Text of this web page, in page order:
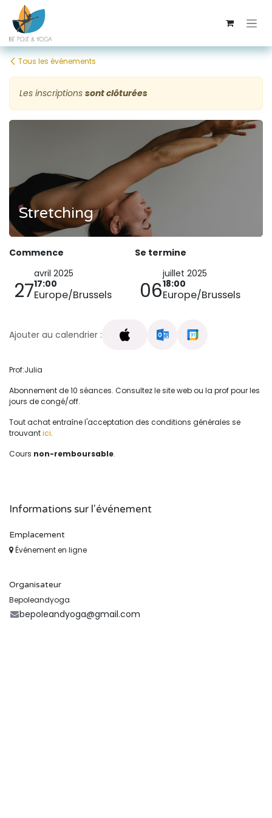
Se rendre au contenu
Tous les événements
Les inscriptions sont clôturées
Stretching
Commence
27
avril 2025
17:00
Europe/Brussels
Se termine
06
juillet 2025
18:00
Europe/Brussels
Ajouter au calendrier :
Prof:Julia
Abonnement de 10 séances. Consultez le site web ou la prof pour les
jours de congé/off.
Tout achat entraîne l'acceptation des conditions générales se
trouvantici.
Cours non-remboursable.
Informations sur l'événement
Emplacement
Événement en ligne
Organisateur
Bepoleandyoga
bepoleandyoga@gmail.com